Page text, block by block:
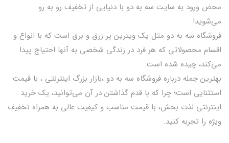
محض ورود به سایت سه به دو با دنیایی از تخفيف رو به رو
می‌شوید!
فروشگاه سه به دو مثل یک ویترین پر زرق و برق است که با انواع و
اقسام محصولاتی که هر فرد در زندگی شخصی به آنها احتیاج پیدا
می‌کند، چیده شده است.
بهترين جمله درباره فروشگاه سه به دو ،بازار بزرگ اینترنتی ، با قيمت
استثنايي است؛ چرا که با قدم گذاشتن در آن می‌توانید، یک خرید
اینترنتی لذت بخش، با قیمت مناسب و کیفیت عالی به همراه تخفیف
ویژه را تجربه کنید.